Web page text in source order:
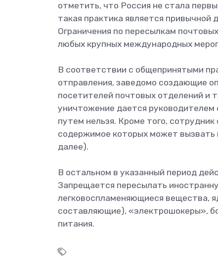
отметить, что Россия не стала
такая практика является привычной
Ограничения по пересылкам
любых крупных международных
В соответствии с общепринятыми
отправления, заведомо создающие
посетителей почтовых отделений и
уничтожение дается руководителем
путем нельзя. Кроме того,
содержимое которых может вызвать
далее).
В остальном в указанный период
Запрещается пересылать
легковоспламеняющиеся вещества,
составляющие), «электрошокеры»,
питания.